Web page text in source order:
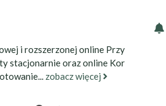
Filtry
i rozszerzonej online Przy
stacjonarnie oraz online Kor
zobacz więcej